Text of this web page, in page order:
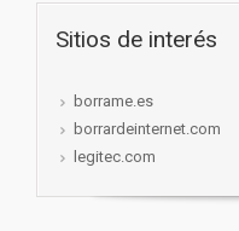
Sitios de interés
borrame.es
borrardeinternet.com
legitec.com